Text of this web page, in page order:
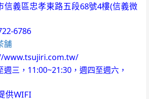
信義區忠孝東路五段68號4樓(信義微
6786
舗
www.tsujiri.com.tw/
週三，11:00~21:30，週四至週六，
供WIFI